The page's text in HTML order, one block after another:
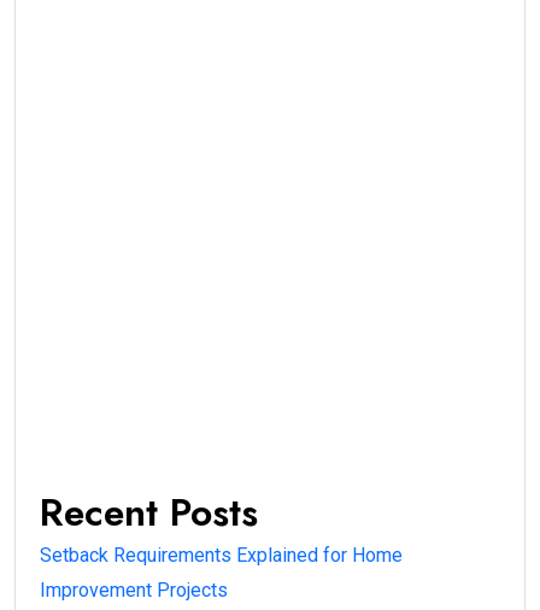
Recent Posts
Setback Requirements Explained for Home
Improvement Projects